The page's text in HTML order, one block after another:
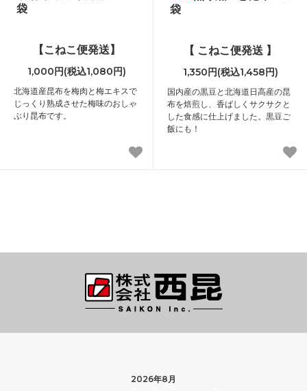
袋
【こねこ便発送】
1,000円(税込1,080円)
北海道産昆布を梅肉と梅エキスで
じっくり熟成させた梅味のおしゃ
ぶり昆布です。
袋
【 こねこ便発送 】
1,350円(税込1,458円)
国内産の黒豆と北海道日高産の昆
布を焙煎し、香ばしくサクサクと
した食感に仕上げました。黒豆ご
飯にも！
2026年8月